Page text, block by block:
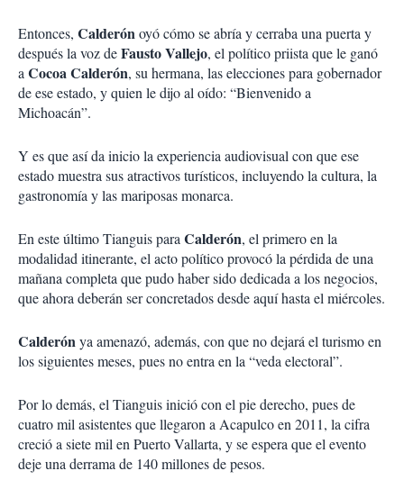
Entonces, Calderónoyó cómo se abría y cerraba una puerta y
después la voz deFausto Vallejo, el político priista que le ganó
a Cocoa Calderón, su hermana, las elecciones para gobernador
de ese estado, y quien le dijo al oído: “Bienvenido a
Michoacán”.
Y es que así da inicio la experiencia audiovisual con que ese
estado muestra sus atractivos turísticos, incluyendo la cultura, la
gastronomía y las mariposas monarca.
En este último Tianguis para Calderón, el primero en la
modalidad itinerante, el acto político provocó la pérdida de una
mañana completa que pudo haber sido dedicada a los negocios,
que ahora deberán ser concretados desde aquí hasta el miércoles.
Calderónya amenazó, además, con que no dejará el turismo en
los siguientes meses, pues no entra en la “veda electoral”.
Por lo demás, el Tianguis inició con el pie derecho, pues de
cuatro mil asistentes que llegaron a Acapulco en 2011, la cifra
creció a siete mil en Puerto Vallarta, y se espera que el evento
deje una derrama de 140 millones de pesos.